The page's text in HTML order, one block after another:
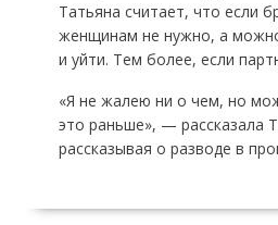
Татьяна считает, что если
женщинам не нужно, а
и уйти. Тем более, если
«Я не жалею ни о чем, но
это раньше», — рассказала
рассказывая о разводе в